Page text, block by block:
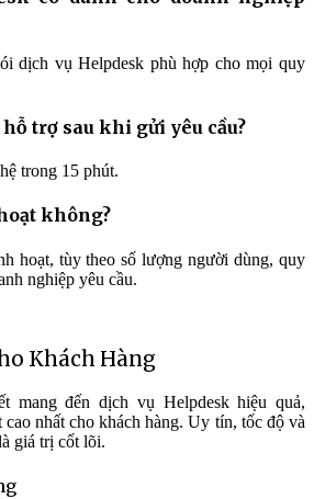
dịch vụ Helpdesk phù hợp cho mọi quy
trợ sau khi gửi yêu cầu?
trong 15 phút.
không?
hoạt, tùy theo số lượng người dùng, quy
nghiệp yêu cầu.
Khách Hàng
mang đến dịch vụ Helpdesk hiệu quả,
cao nhất cho khách hàng. Uy tín, tốc độ và
giá trị cốt lõi.